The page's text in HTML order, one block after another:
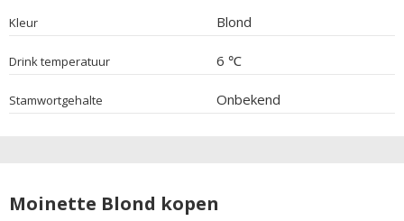
Kleur Blond
Drink temperatuur 6 ℃
Stamwortgehalte Onbekend
Moinette Blond kopen